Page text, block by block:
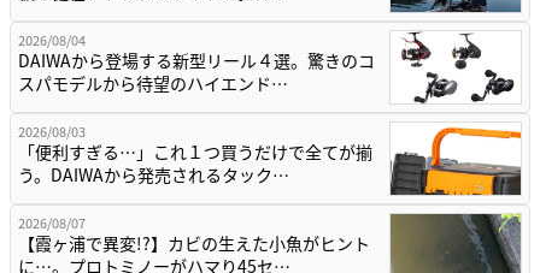
2026/08/04
DAIWAから登場する新型リール４選。驚きのコ
スパモデルから待望のハイエンド…
2026/08/03
「便利すぎる…」これ１つ買うだけで全てが揃
う。DAIWAから発売されるタック…
2026/08/07
【霞ヶ浦で異変!?】カビの生えた小魚がヒント
に…。プロトミノーがハマり45セ…